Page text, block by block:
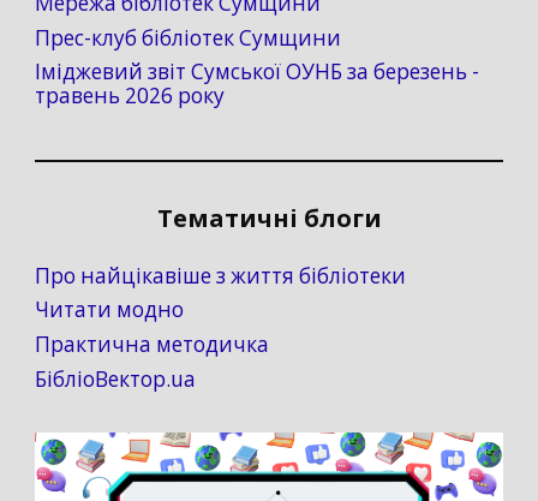
Прес-клуб бібліотек Сумщини
Іміджевий звіт Сумської ОУНБ за березень -
травень 2026 року
Тематичні блоги
Про найцікавіше з життя бібліотеки
Читати модно
Практична методичка
БібліоВектор.ua